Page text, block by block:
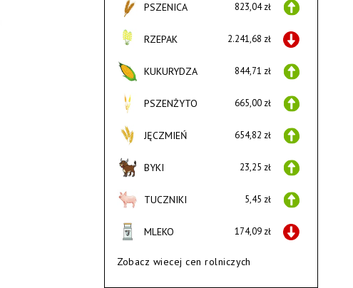
PSZENICA 823,04 zł
RZEPAK 2.241,68 zł
KUKURYDZA 844,71 zł
PSZENŻYTO 665,00 zł
JĘCZMIEŃ 654,82 zł
BYKI 23,25 zł
TUCZNIKI 5,45 zł
MLEKO 174,09 zł
Zobacz wiecej cen rolniczych